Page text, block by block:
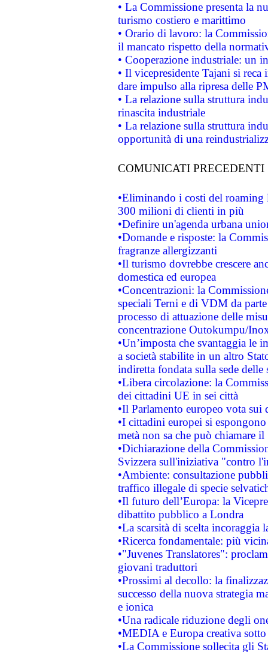
• La Commissione presenta la
turismo costiero e marittimo
• Orario di lavoro: la
il mancato rispetto della
• Cooperazione industriale: un
• Il vicepresidente Tajani si
dare impulso alla ripresa delle
• La relazione sulla struttura
rinascita industriale
• La relazione sulla struttura
opportunità di una
COMUNICATI PRECEDENTI
•Eliminando i costi del roaming
300 milioni di clienti in più
•Definire un'agenda urbana
•Domande e risposte: la
fragranze allergizzanti
•Il turismo dovrebbe crescere
domestica ed europea
•Concentrazioni: la
speciali Terni e di VDM da
processo di attuazione delle
concentrazione Outokumpu/
•Un’imposta che svantaggia le
a società stabilite in un altro
indiretta fondata sulla sede delle
•Libera circolazione: la
dei cittadini UE in sei città
•Il Parlamento europeo vota sui
•I cittadini europei si
metà non sa che può chiamare
•Dichiarazione della
Svizzera sull'iniziativa "contro
•Ambiente: consultazione
traffico illegale di specie
•Il futuro dell’Europa: la
dibattito pubblico a Londra
•La scarsità di scelta
•Ricerca fondamentale: più
•"Juvenes Translatores":
giovani traduttori
•Prossimi al decollo: la
successo della nuova strategia
e ionica
•Una radicale riduzione degli
•MEDIA e Europa creativa
•La Commissione sollecita gli